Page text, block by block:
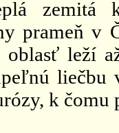
zemitá
prameň v
leží
liečbu
k